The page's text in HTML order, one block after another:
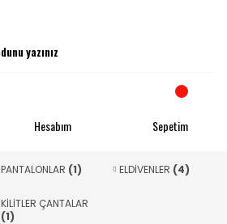
Hesabım Sepetim
PANTALONLAR (1) ELDİVENLER (4)
KİLİTLER ÇANTALAR
(1)